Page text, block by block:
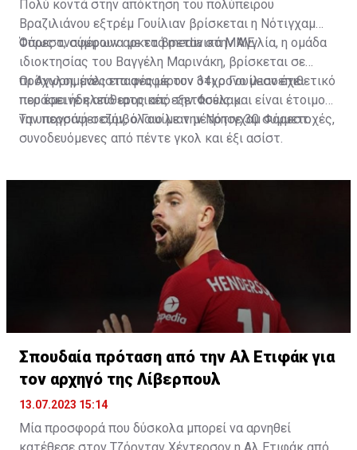
Πολύ κοντά στην απόκτηση του πολύπειρου
Βραζιλιάνου εξτρέμ Γουίλιαν βρίσκεται η Νότιγχαμ
Φόρεστ, σύμφωνα με τα βρετανικά ΜΜΕ.
Όπως αναφέρουν αρκετά media στην Αγγλία, η ομάδα
ιδιοκτησίας του Βαγγέλη Μαρινάκη, βρίσκεται σε
προχωρημένες επαφές με τον 34χρονο μεσοεπιθετικό
που έμεινε ελεύθερος από την Φούλαμ.
Οι Άγγλοι, μάλιστα αναφέρουν ότι ο Γουίλιαν έχει
περάσει ήδη από ιατρικές εξετάσεις και είναι έτοιμος
να υπογράψει συμβόλαιο με την Νότιγχαμ Φόρεστ.
Την περσινή σεζόν, ο Γουίλιαν μέτρησε 30 συμμετοχές,
συνοδευόμενες από πέντε γκολ και έξι ασίστ.
Σπουδαία πρόταση από την Αλ Ετιφάκ για
τον αρχηγό της Λίβερπουλ
13.07.2023 15:14
Μία προσφορά που δύσκολα μπορεί να αρνηθεί